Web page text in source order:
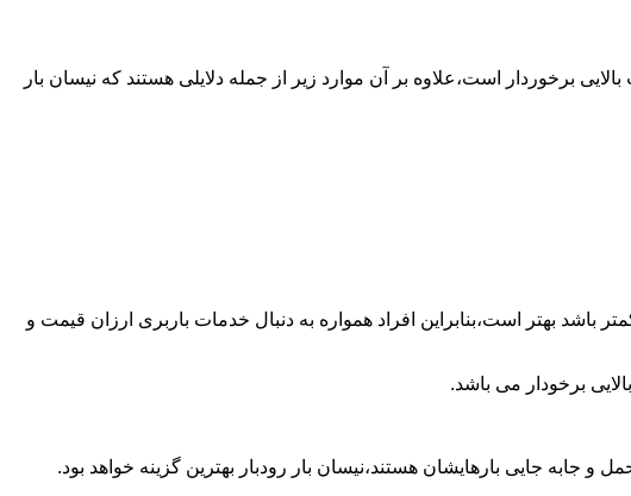
برخوردار است،علاوه بر آن موارد زیر از جمله دلایلی هستند که نیسان بار
بهتر است،بنابراین افراد همواره به دنبال خدمات باربری ارزان قیمت و
برخودار می باشد.
جابه جایی بارهایشان هستند،نیسان بار رودبار بهترین گزینه خواهد بود.